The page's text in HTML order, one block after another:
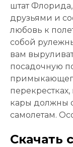
штат
друзьями и
любовь к
собой
вам
посадочную
кары должны
самолетам.
Скачать